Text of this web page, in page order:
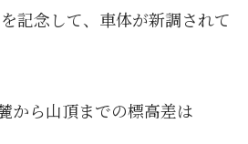
記念して、車体が新調されて
から山頂までの標高差は